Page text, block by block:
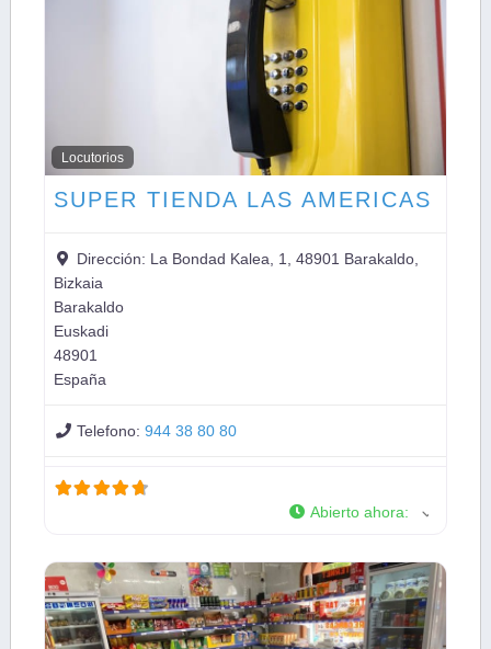
Locutorios
SUPER TIENDA LAS AMERICAS
Dirección: La Bondad Kalea, 1, 48901 Barakaldo,
Bizkaia
Barakaldo
Euskadi
48901
España
Telefono:944 38 80 80
Abierto ahora: